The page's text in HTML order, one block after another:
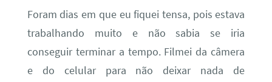
Foram dias em que eu fiquei tensa, pois estava
trabalhando muito e não sabia se iria
conseguir terminar a tempo. Filmei da câmera
e do celular para não deixar nada de